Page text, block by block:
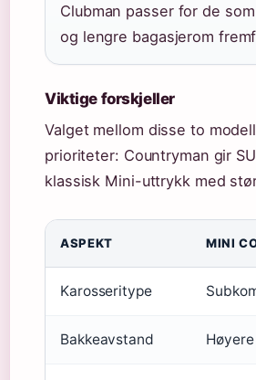
Clubman passer for de
og lengre bagasjerom
Viktige forskjeller
Valget mellom disse to
prioriteter: Countryman gir
klassisk Mini-uttrykk med
ASPEKT MINI
Karosseritype
Bakkeavstand Høyere